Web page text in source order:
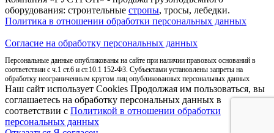
оборудования: строительные стропы, тросы, лебедки.
Политика в отношении обработки персональных данных
Согласие на обработку персональных данных
Персональные данные опубликованы на сайте при наличии правовых оснований в
соответствии с ч.1 ст.6 и ст.10.1 152-ФЗ. Субъектами установлены запреты на
обработку неограниченным кругом лиц опубликованных персональных данных
Наш сайт использует Cookies Продолжая им пользоваться, вы
соглашаетесь на обработку персональных данных в
соответствии с Политикой в отношении обработки
персональных данных